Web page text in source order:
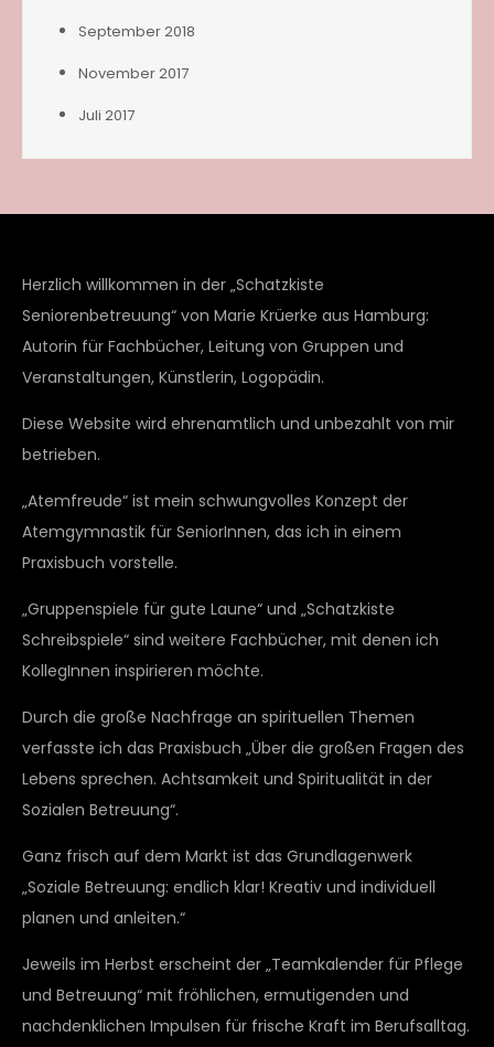
September 2018
November 2017
Juli 2017
Herzlich willkommen in der „Schatzkiste
Seniorenbetreuung“ von Marie Krüerke aus Hamburg:
Autorin für Fachbücher, Leitung von Gruppen und
Veranstaltungen, Künstlerin, Logopädin.
Diese Website wird ehrenamtlich und unbezahlt von mir
betrieben.
„Atemfreude“ ist mein schwungvolles Konzept der
Atemgymnastik für SeniorInnen, das ich in einem
Praxisbuch vorstelle.
„Gruppenspiele für gute Laune“ und „Schatzkiste
Schreibspiele“ sind weitere Fachbücher, mit denen ich
KollegInnen inspirieren möchte.
Durch die große Nachfrage an spirituellen Themen
verfasste ich das Praxisbuch „Über die großen Fragen des
Lebens sprechen. Achtsamkeit und Spiritualität in der
Sozialen Betreuung“.
Ganz frisch auf dem Markt ist das Grundlagenwerk
„Soziale Betreuung: endlich klar! Kreativ und individuell
planen und anleiten.“
Jeweils im Herbst erscheint der „Teamkalender für Pflege
und Betreuung“ mit fröhlichen, ermutigenden und
nachdenklichen Impulsen für frische Kraft im Berufsalltag.